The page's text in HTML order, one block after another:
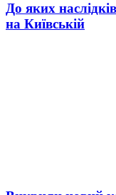
До яких
на Київській